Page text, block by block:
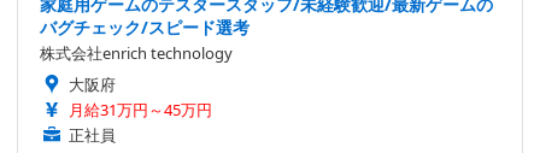
バグチェック/スピード選考
株式会社enrich technology
大阪府
月給31万円～45万円
正社員